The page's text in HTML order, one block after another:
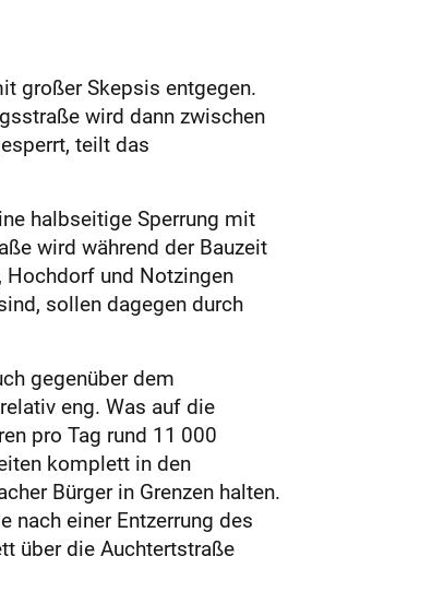
großer Skepsis entgegen.
wird dann zwischen
teilt das
halbseitige Sperrung mit
wird während der Bauzeit
Hochdorf und Notzingen
sollen dagegen durch
gegenüber dem
eng. Was auf die
pro Tag rund 11 000
komplett in den
Bürger in Grenzen halten.
nach einer Entzerrung des
über die Auchtertstraße